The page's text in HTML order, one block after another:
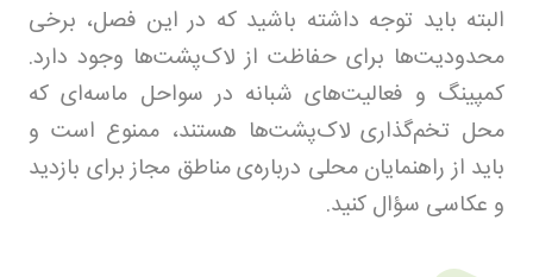
البته باید توجه داشته باشید که در این فصل، برخی
محدودیت‌ها برای حفاظت از لاک‌پشت‌ها وجود دارد.
کمپینگ و فعالیت‌های شبانه در سواحل ماسه‌ای که
محل تخم‌گذاری لاک‌پشت‌ها هستند، ممنوع است و
باید از راهنمایان محلی درباره‌ی مناطق مجاز برای بازدید
و عکاسی سؤال کنید.